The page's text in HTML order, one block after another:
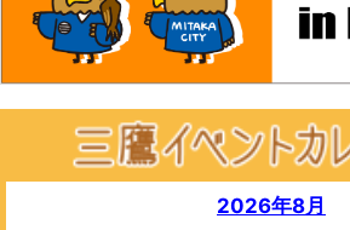
2026年8月